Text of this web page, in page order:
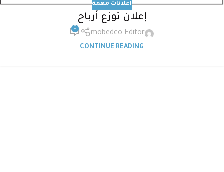
اعلانات مهمة
إعلان توزع أرباح
mobedco Editor
0
CONTINUE READING